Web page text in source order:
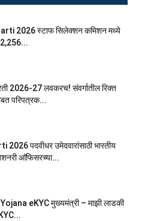
2026 स्टाफ सिलेक्शन कमिशन मध्ये
2026-27 लवकरच! संवर्गातील रिक्त
परिपत्रक...
पदवीधर उमेदवारांसाठी भारतीय
आ‍ॅफिसरच्या...
eKYC मुख्यमंत्री – माझी लाडकी